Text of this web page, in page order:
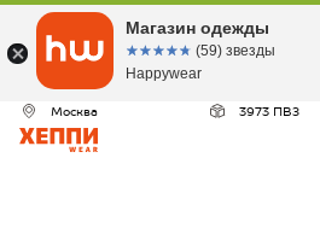
Москва 3973 ПВЗ
Магазин одежды
☆☆☆☆☆
★★★★★ (59) звезды
Happywear